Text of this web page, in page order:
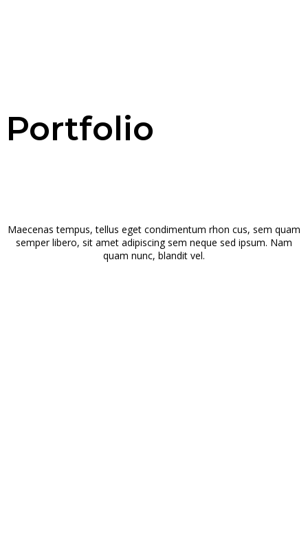
Portfolio
Maecenas tempus, tellus eget condimentum rhon cus, sem quam
semper libero, sit amet adipiscing sem neque sed ipsum. Nam
quam nunc, blandit vel.